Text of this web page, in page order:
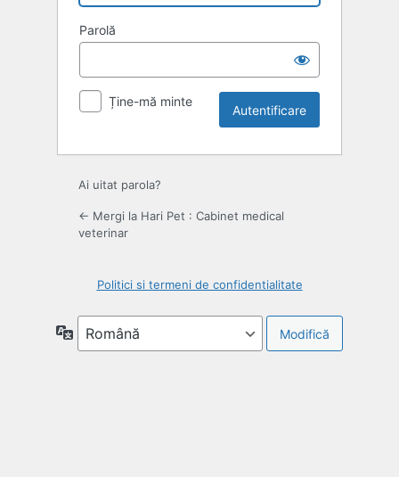
Parolă
Ține-mă minte
Ai uitat parola?
← Mergi la Hari Pet : Cabinet medical
veterinar
Politici si termeni de confidentialitate
Limbă